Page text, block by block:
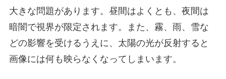
大きな問題があります。昼間はよくとも、夜間は
暗闇で視界が限定されます。また、霧、雨、雪な
どの影響を受けるうえに、太陽の光が反射すると
画像には何も映らなくなってしまいます。